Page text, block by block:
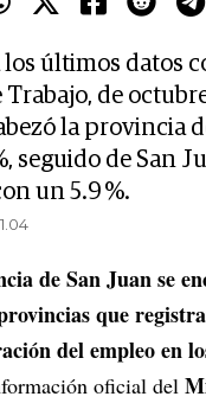
los últimos datos
de
la provincia
seguido de San
un 5.9 %.
de San Juan se
que
del empleo en
oficial del